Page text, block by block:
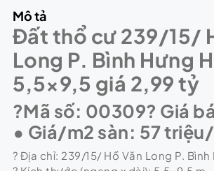
Mô tả
Đất thổ cư 239/15/
Long P. Bình Hưng
5,5×9,5 giá 2,99 tỷ
?Mã số: 00309? Giá
• Giá/m2 sàn: 57
? Địa chỉ: 239/15/ Hồ Văn Long P. Bình